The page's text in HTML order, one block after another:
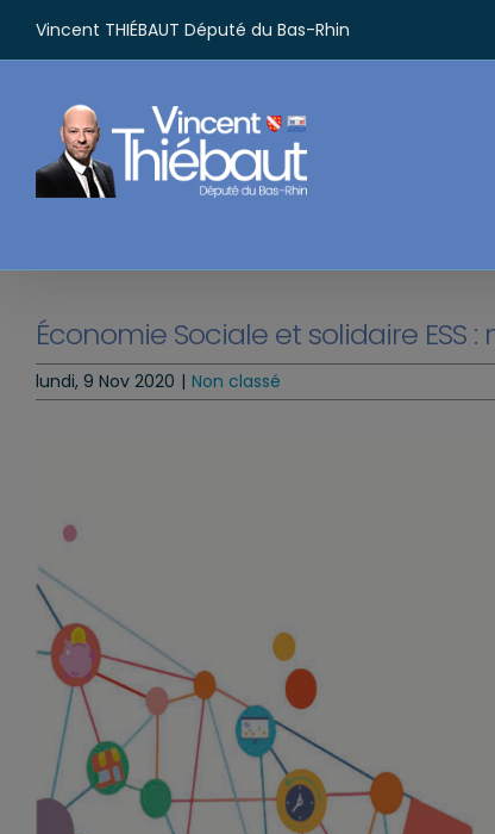
contenu
Vincent THIÉBAUT Député du Bas-Rhin
Économie Sociale et solidaire ESS
lundi, 9 Nov 2020 | Non classé